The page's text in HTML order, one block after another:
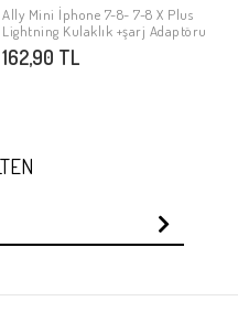
Stokta Yok
Ally Mini İphone 7-8- 7-8 X Plus
Lightning Kulaklık +şarj Adaptöru
162,90 TL